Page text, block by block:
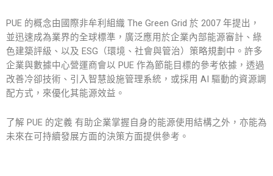
PUE 的概念由國際非牟利組織 The Green Grid 於 2007 年提出，
並迅速成為業界的全球標準，廣泛應用於企業內部能源審計、綠
色建築評級、以及 ESG（環境、社會與管治）策略規劃中。許多
企業與數據中心營運商會以 PUE 作為節能目標的參考依據，透過
改善冷卻技術、引入智慧設施管理系統，或採用 AI 驅動的資源調
配方式，來優化其能源效益。
了解 PUE 的定義 有助企業掌握自身的能源使用結構之外，亦能為
未來在可持續發展方面的決策方面提供參考。